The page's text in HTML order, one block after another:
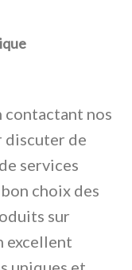
contactant nos
discuter de
services
choix des
sur
excellent